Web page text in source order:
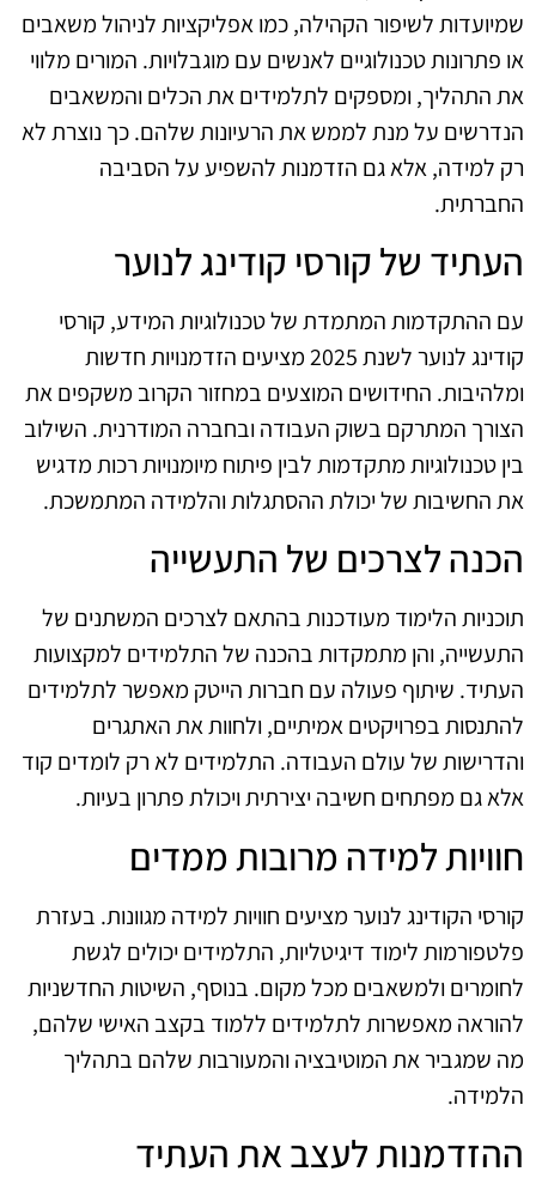
שמיועדות לשיפור הקהילה, כמו אפליקציות לניהול משאבים
או פתרונות טכנולוגיים לאנשים עם מוגבלויות. המורים מלווי
את התהליך, ומספקים לתלמידים את הכלים והמשאבים
הנדרשים על מנת לממש את הרעיונות שלהם. כך נוצרת לא
רק למידה, אלא גם הזדמנות להשפיע על הסביבה
החברתית.
העתיד של קורסי קודינג לנוער
עם ההתקדמות המתמדת של טכנולוגיות המידע, קורסי
קודינג לנוער לשנת 2025 מציעים הזדמנויות חדשות
ומלהיבות. החידושים המוצעים במחזור הקרוב משקפים את
הצורך המתרקם בשוק העבודה ובחברה המודרנית. השילוב
בין טכנולוגיות מתקדמות לבין פיתוח מיומנויות רכות מדגיש
את החשיבות של יכולת ההסתגלות והלמידה המתמשכת.
הכנה לצרכים של התעשייה
תוכניות הלימוד מעודכנות בהתאם לצרכים המשתנים של
התעשייה, והן מתמקדות בהכנה של התלמידים למקצועות
העתיד. שיתוף פעולה עם חברות הייטק מאפשר לתלמידים
להתנסות בפרויקטים אמיתיים, ולחוות את האתגרים
והדרישות של עולם העבודה. התלמידים לא רק לומדים קוד
אלא גם מפתחים חשיבה יצירתית ויכולת פתרון בעיות.
חוויות למידה מרובות ממדים
קורסי הקודינג לנוער מציעים חוויות למידה מגוונות. בעזרת
פלטפורמות לימוד דיגיטליות, התלמידים יכולים לגשת
לחומרים ולמשאבים מכל מקום. בנוסף, השיטות החדשניות
להוראה מאפשרות לתלמידים ללמוד בקצב האישי שלהם,
מה שמגביר את המוטיבציה והמעורבות שלהם בתהליך
הלמידה.
ההזדמנות לעצב את העתיד